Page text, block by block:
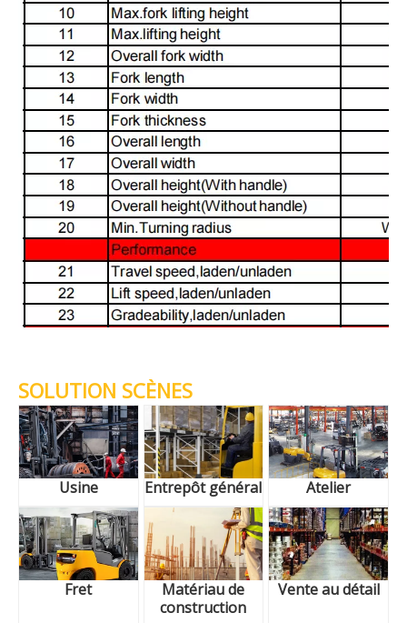
SOLUTION SCÈNES
Usine Entrepôt général Atelier
Fret
Matériau de
construction
Vente au détail